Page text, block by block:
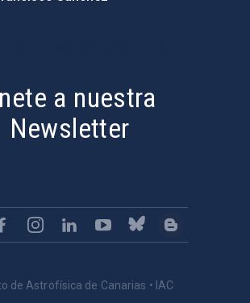
a nuestra
Newsletter
de Astrofísica de Canarias • IAC